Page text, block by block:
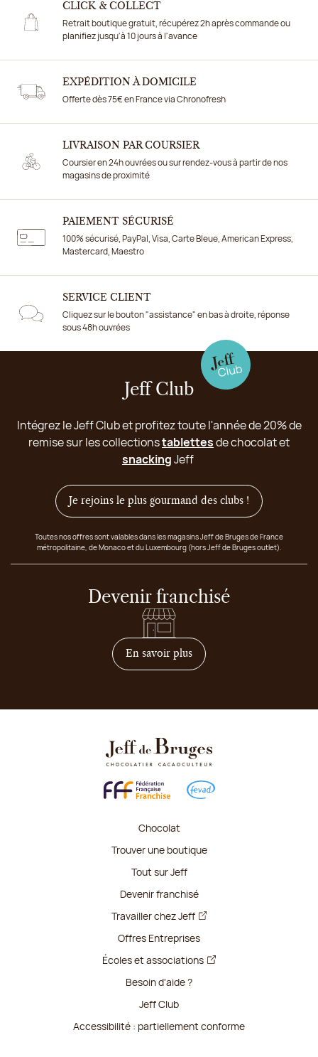
CLICK & COLLECT
Retrait boutique gratuit, récupérez 2h après commande ou
planifiez jusqu'à 10 jours à l'avance
EXPÉDITION À DOMICILE
Offerte dès 75€ en France via Chronofresh
LIVRAISON PAR COURSIER
Coursier en 24h ouvrées ou sur rendez-vous à partir de nos
magasins de proximité
PAIEMENT SÉCURISÉ
100% sécurisé, PayPal, Visa, Carte Bleue, American Express,
Mastercard, Maestro
SERVICE CLIENT
Cliquez sur le bouton "assistance" en bas à droite, réponse
sous 48h ouvrées
Jeff Club
Intégrez le Jeff Club et profitez toute l'année de 20% de
remise sur les collectionstablettesde chocolat et
snackingJeff
Je rejoins le plus gourmand des clubs !
Toutes nos offres sont valables dans les magasins Jeff de Bruges de France
métropolitaine, de Monaco et du Luxembourg (hors Jeff de Bruges outlet).
Devenir franchisé
En savoir plussur comment devenir
Chocolat
Trouver une boutique
Tout sur Jeff
Devenir franchisé
Travailler chez Jeff
Offres Entreprises
Écoles et associations
Besoin d'aide ?
Jeff Club
Accessibilité : partiellement conforme